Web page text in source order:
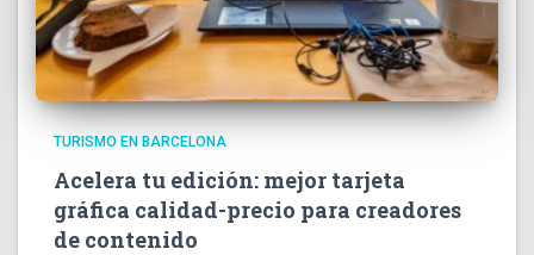
TURISMO EN BARCELONA
Acelera tu edición: mejor tarjeta
gráfica calidad-precio para creadores
de contenido